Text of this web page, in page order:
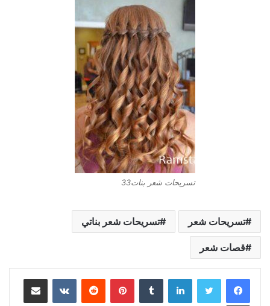
تسريحات شعر بنات33
تسريحات شعر تسريحات شعر بناتي
قصات شعر
لينكدإن بينتيريست مشاركة عبر البريد